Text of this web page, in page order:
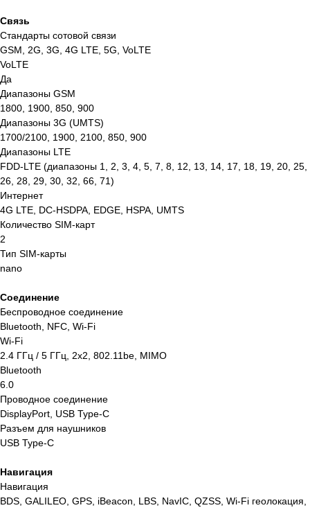
Связь
Стандарты сотовой связи
GSM, 2G, 3G, 4G LTE, 5G, VoLTE
VoLTE
Да
Диапазоны GSM
1800, 1900, 850, 900
Диапазоны 3G (UMTS)
1700/2100, 1900, 2100, 850, 900
Диапазоны LTE
FDD-LTE (диапазоны 1, 2, 3, 4, 5, 7, 8, 12, 13, 14, 17, 18, 19, 20, 25,
26, 28, 29, 30, 32, 66, 71)
Интернет
4G LTE, DC-HSDPA, EDGE, HSPA, UMTS
Количество SIM-карт
2
Тип SIM-карты
nano
Соединение
Беспроводное соединение
Bluetooth, NFC, Wi-Fi
Wi-Fi
2.4 ГГц / 5 ГГц, 2x2, 802.11be, MIMO
Bluetooth
6.0
Проводное соединение
DisplayPort, USB Type-C
Разъем для наушников
USB Type-C
Навигация
Навигация
BDS, GALILEO, GPS, iBeacon, LBS, NavIC, QZSS, Wi-Fi геолокация,
Остались вопросы,
нужна помощь?
Закажите бесплатный звонок и наши
специалисты ответят на все ваши
вопросы.
+7
Отправляя заявку вы подтверждаете что
конфиденциальности
Интернет-магазин
электронной техники
Apple